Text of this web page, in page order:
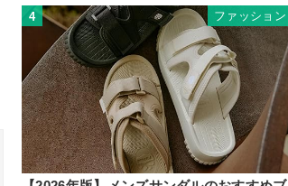
4 ファッション